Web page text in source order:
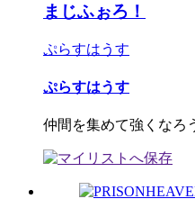
まじふぉろ！
ぷらすはうす
ぷらすはうす
仲間を集めて強くなろ